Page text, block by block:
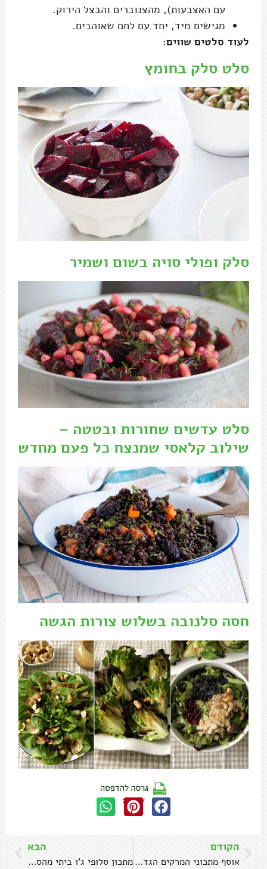
עם האצבעות), מהצנוברים והבצל הירוק.
מגישים מיד, יחד עם לחם שאוהבים.
לעוד סלטים שווים:
סלט סלק בחומץ
סלק ופולי סויה בשום ושמיר
סלט עדשים שחורות ובטטה –
שילוב קלאסי שמנצח כל פעם מחדש
חסה סלנובה בשלוש צורות הגשה
שתפו:
הקודם
אוסף מתכוני המרקים הגדול של עז תלם
הבא
מתכון סלופי ג'ו ביתי מהסרטים!